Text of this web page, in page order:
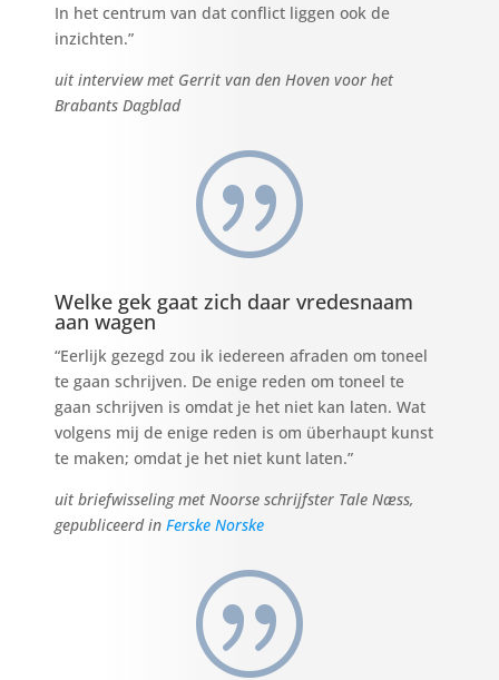
In het centrum van dat conflict liggen ook de
inzichten.”
uit interview met Gerrit van den Hoven voor het
Brabants Dagblad
|
Welke gek gaat zich daar vredesnaam
aan wagen
“Eerlijk gezegd zou ik iedereen afraden om toneel
te gaan schrijven. De enige reden om toneel te
gaan schrijven is omdat je het niet kan laten. Wat
volgens mij de enige reden is om überhaupt kunst
te maken; omdat je het niet kunt laten.”
uit briefwisseling met Noorse schrijfster Tale Næss,
gepubliceerd in Ferske Norske
|